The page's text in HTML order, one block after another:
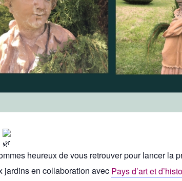
heureux de vous retrouver pour lancer la
jardins en collaboration avec Pays d’art et